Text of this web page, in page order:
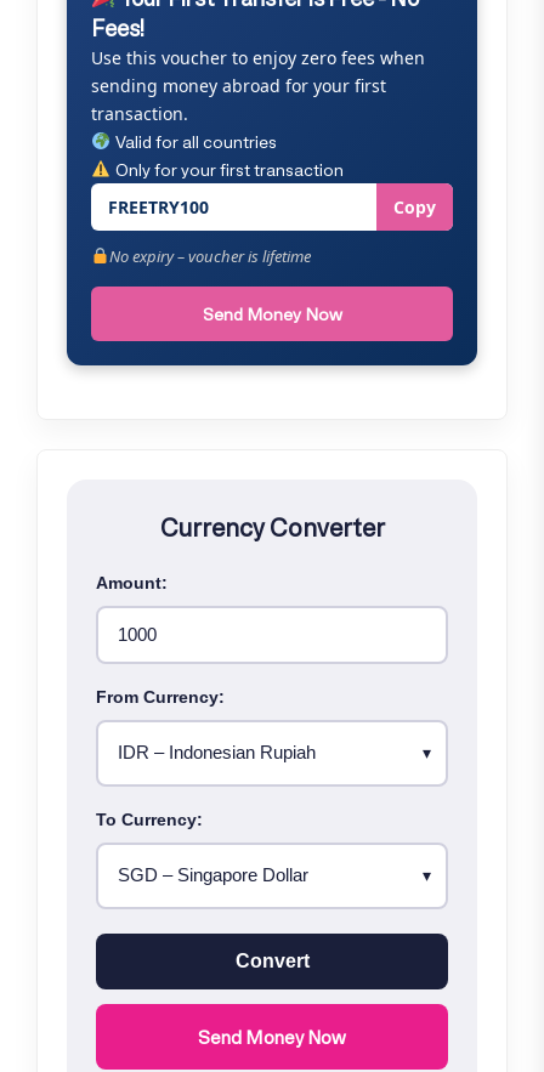
Fees!
Use this voucher to enjoy zero fees when
sending money abroad for your first
transaction.
Valid for all countries
Only for your first transaction
FREETRY100 Copy
No expiry – voucher is lifetime
Send Money Now
Currency Converter
Amount:
From Currency:
To Currency:
Convert
Send Money Now